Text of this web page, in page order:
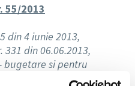
55/2013
din 4 iunie 2013,
din 06.06.2013,
bugetare si pentru
face urmatoarele